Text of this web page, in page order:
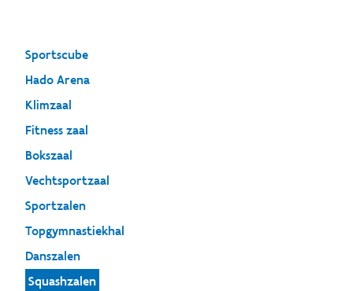
Sportscube
Hado Arena
Klimzaal
Fitness zaal
Bokszaal
Vechtsportzaal
Sportzalen
Topgymnastiekhal
Danszalen
Squashzalen